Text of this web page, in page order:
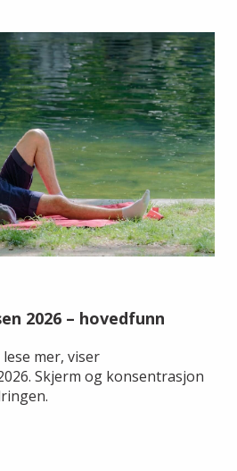
2026 – hovedfunn
mer, viser
Skjerm og konsentrasjon